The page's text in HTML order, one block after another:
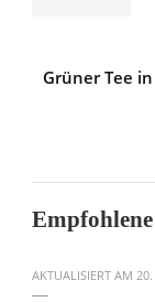
Grüner Tee
AKTUALISIERT AM